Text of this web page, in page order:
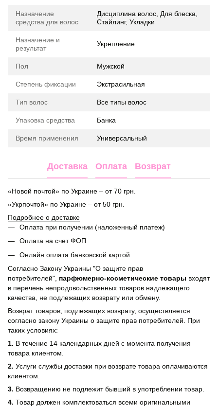
Назначение
средства для волос
Дисциплина волос, Для блеска,
Стайлинг, Укладки
Назначение и
результат
Укрепление
Пол Мужской
Степень фиксации Экстрасильная
Тип волос Все типы волос
Упаковка средства Банка
Время применения Универсальный
Доставка Оплата Возврат
«Новой почтой» по Украине – от 70 грн.
«Укрпочтой» по Украине – от 50 грн.
Подробнее о доставке
Оплата при получении (наложенный платеж)
Оплата на счет ФОП
Онлайн оплата банковской картой
Согласно Закону Украины "О защите прав
потребителей", парфюмерно-косметические товары входят
в перечень непродовольственных товаров надлежащего
качества, не подлежащих возврату или обмену.
Возврат товаров, подлежащих возврату, осуществляется
согласно закону Украины о защите прав потребителей. При
таких условиях:
1. В течение 14 календарных дней с момента получения
товара клиентом.
2. Услуги службы доставки при возврате товара оплачиваются
клиентом.
3. Возвращению не подлежит бывший в употреблении товар.
4. Товар должен комплектоваться всеми оригинальными